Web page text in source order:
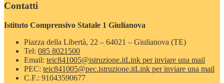
Contatti
Istituto Comprensivo Statale 1 Giulianova
Piazza della Libertà, 22 – 64021 – Giulianova (TE)
Tel: 085 8021500
Email: teic841005@istruzione.itLink per inviare una mail
PEC: teic841005@pec.istruzione.itLink per inviare una mail
C.F.: 91043590677